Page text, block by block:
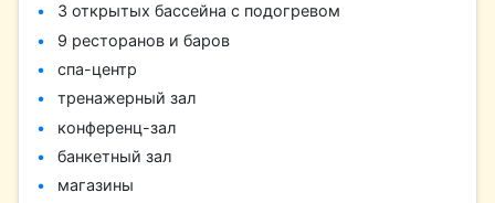
3 открытых бассейна с подогревом
9 ресторанов и баров
спа-центр
тренажерный зал
конференц-зал
банкетный зал
магазины